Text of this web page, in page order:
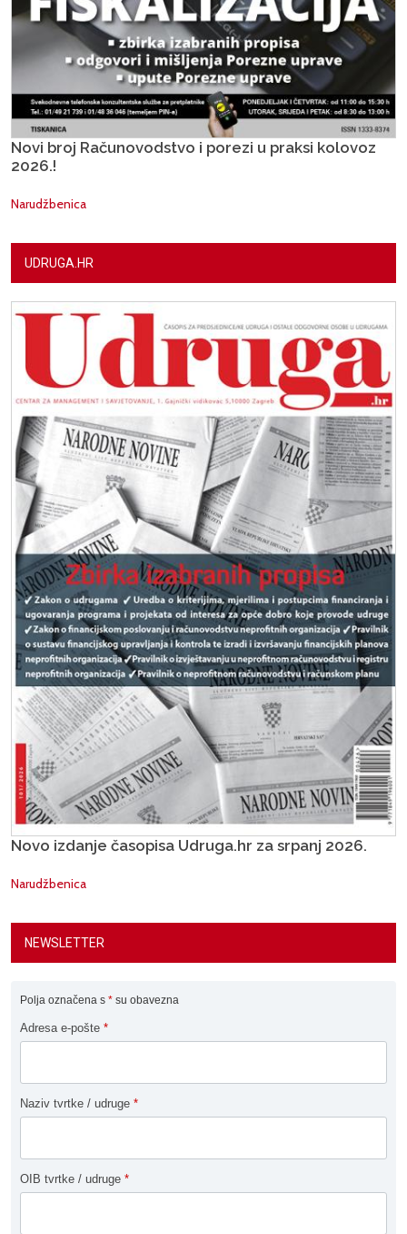
Novi broj Računovodstvo i porezi u praksi kolovoz
2026.!
Narudžbenica
UDRUGA.HR
Novo izdanje časopisa Udruga.hr za srpanj 2026.
Narudžbenica
NEWSLETTER
Polja označena s * su obavezna
Adresa e-pošte *
Naziv tvrtke / udruge *
OIB tvrtke / udruge *